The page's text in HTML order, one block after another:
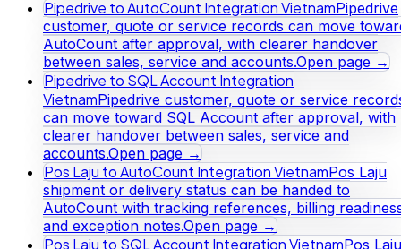
Pipedrive to AutoCount Integration VietnamPipedrive
customer, quote or service records can move
AutoCount after approval, with clearer handover
between sales, service and accounts.Open page →
Pipedrive to SQL Account Integration
VietnamPipedrive customer, quote or service
can move toward SQL Account after approval, with
clearer handover between sales, service and
accounts.Open page →
Pos Laju to AutoCount Integration VietnamPos Laju
shipment or delivery status can be handed to
AutoCount with tracking references, billing
and exception notes.Open page →
Pos Laju to SQL Account Integration VietnamPos Laju